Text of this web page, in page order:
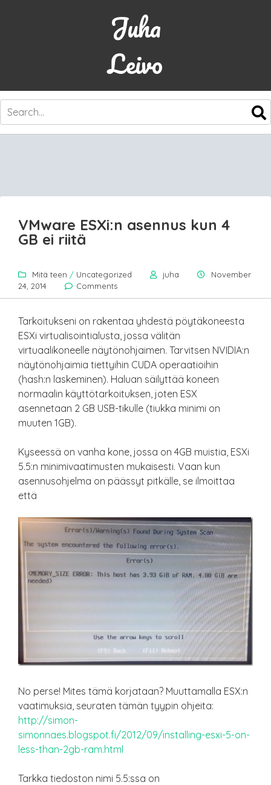
Juha
Leivo
SKIP
CONTENT
VMware ESXi:n asennus kun 4
GB ei riitä
Mitä teen / Uncategorized juha
November
24, 2014
Comments
Tarkoitukseni on rakentaa yhdestä pöytäkoneesta
ESXi virtualisointialusta, jossa välitän
virtuaalikoneelle näytönohjaimen. Tarvitsen NVIDIA:n
näytönohjaimia tiettyihin CUDA operaatioihin
(hash:n laskeminen). Haluan säilyttää koneen
normaalin käyttötarkoituksen, joten ESX
asennetaan 2 GB USB-tikulle (tiukka minimi on
muuten 1GB).
Kyseessä on vanha kone, jossa on 4GB muistia, ESXi
5.5:n minimivaatimusten mukaisesti. Vaan kun
asennusohjelma on päässyt pitkälle, se ilmoittaa
että
No perse! Mites tämä korjataan? Muuttamalla ESX:n
vaatimuksia, seuraten tämän tyypin ohjeita:
http://simon-
simonnaes.blogspot.fi/2012/09/installing-esxi-5-on-
less-than-2gb-ram.html
Tarkka tiedoston nimi 5.5:ssa on